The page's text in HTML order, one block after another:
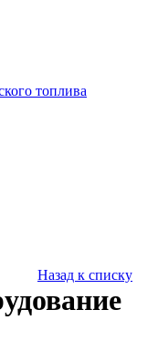
топлива
Назад к списку